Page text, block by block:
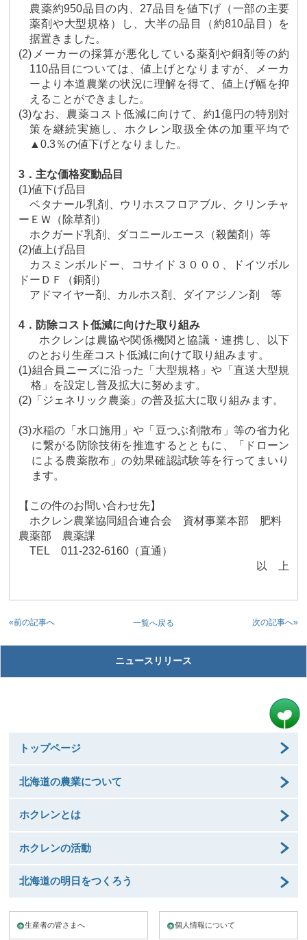
農薬約950品目の内、 27品目を値下げ（一部の主要
薬剤や大型規格）し、大半の品目（約810品目）を
据置きました。
(2) メーカーの採算が悪化している薬剤や銅剤等の約
110品目については、値上げとなりますが、メーカ
ーより本道農業の状況に理解を得て、値上げ幅を抑
えることができました。
(3)なお、農薬コスト低減に向けて、約1億円の特別対
策を継続実施し、ホクレン取扱全体の加重平均で
▲0.3％の値下げとなりました。
3 ．主な価格変動品目
(1)値下げ品目
ベタナール乳剤、ウリホスフロアブル、クリンチャ
ーＥＷ（除草剤）
ホクガード乳剤、ダコニールエース（殺菌剤）等
(2)値上げ品目
カスミンボルドー、コサイド３０００、ドイツボル
ドーＤＦ（銅剤）
アドマイヤー剤、カルホス剤、ダイアジノン剤 等
4 ．防除コスト低減に向けた取り組み
ホクレンは農協や関係機関と協議・連携し、以下
のとおり生産コスト低減に向けて取り組みます。
(1)組合員ニーズに沿った「大型規格」や「直送大型規
格」を設定し普及拡大に努めます。
(2) 「ジェネリック農薬」の普及拡大に取り組みます。
(3)水稲の「水口施用」や「豆つぶ剤散布」等の省力化
に繋がる防除技術を推進するとともに、「ドローン
による農薬散布」の効果確認試験等を行ってまいり
ます。
【この件のお問い合わせ先】
ホクレン農業協同組合連合会 資材事業本部 肥料
農薬部 農薬課
TEL
011-232-6160 （直通）
以 上
一覧へ戻る
«前の記事へ 次の記事へ»
ニュースリリース
トップページ
北海道の農業について
ホクレンとは
ホクレンの活動
北海道の明日をつくろう
生産者の皆さまへ 個人情報について